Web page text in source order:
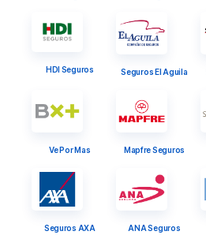
HDI Seguros Seguros El Aguila
Ve Por Mas Mapfre Seguros
Seguros AXA ANA Seguros